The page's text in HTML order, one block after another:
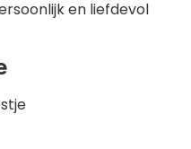
en liefdevol